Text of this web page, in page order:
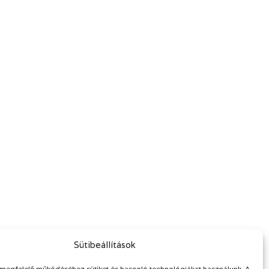
Sütibeállítások